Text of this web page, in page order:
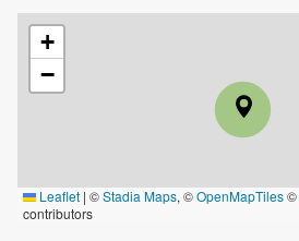
+
−
Leaflet | ©Stadia Maps, ©OpenMapTiles©
contributors